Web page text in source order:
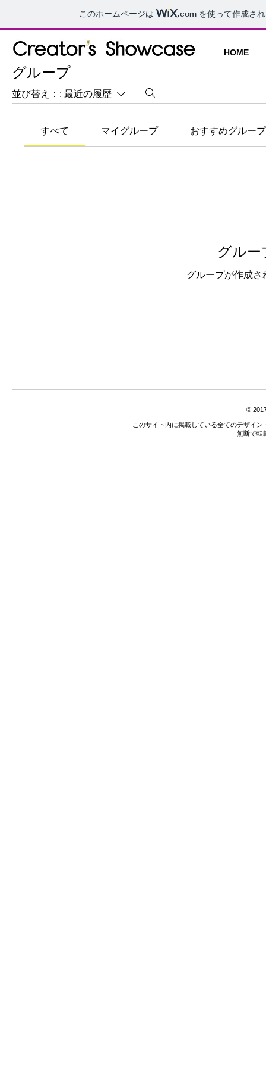
このホームページは .com を使って作成さ
HOME
グループ
並び替え：: 最近の履歴
すべて マイグループ おすすめグループ
グル
グループが作成
©
このサイト内に掲載している全てのデザイ
無断で転